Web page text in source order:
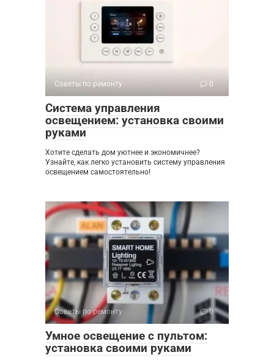
Советы по ремонту 0
Система управления
освещением: установка своими
руками
Хотите сделать дом уютнее и экономичнее?
Узнайте, как легко установить систему управления
освещением самостоятельно!
Советы по ремонту 0
Умное освещение с пультом:
установка своими руками